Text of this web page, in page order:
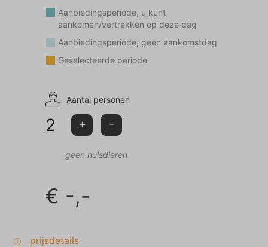
Aanbiedingsperiode, u kunt
aankomen/vertrekken op deze dag
Aanbiedingsperiode, geen aankomstdag
Geselecteerde periode
Aantal personen
2 + -
geen huisdieren
€ -,-
prijsdetails